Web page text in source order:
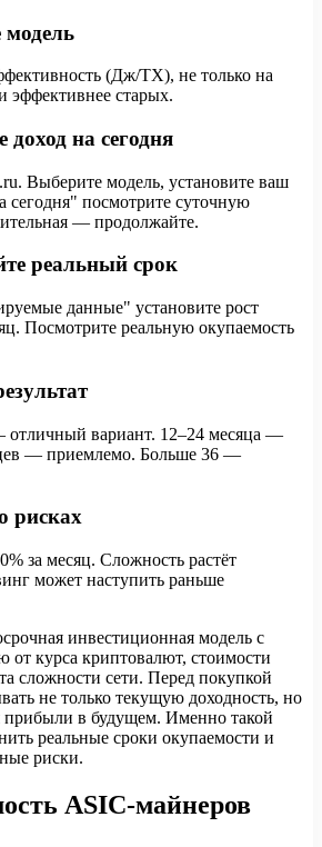
(Дж/ТХ), не только на
эффективнее старых.
на сегодня
Выберите модель, установите ваш
сегодня" посмотрите суточную
— продолжайте.
реальный срок
данные" установите рост
Посмотрите реальную окупаемость
вариант. 12–24 месяца —
— приемлемо. Больше 36 —
рисках
за месяц. Сложность растёт
может наступить раньше
инвестиционная модель с
от курса криптовалют, стоимости
сложности сети. Перед покупкой
не только текущую доходность, но
в будущем. Именно такой
реальные сроки окупаемости и
риски.
ASIC-майнеров